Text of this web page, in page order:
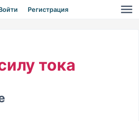
Регистрация
тока